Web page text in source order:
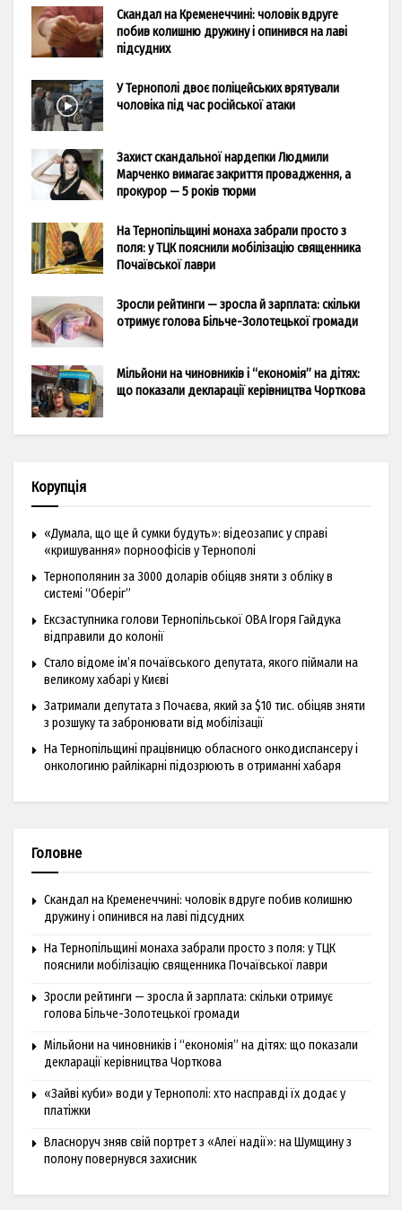
Скандал на Кременеччині: чоловік вдруге
побив колишню дружину і опинився на лаві
підсудних
У Тернополі двоє поліцейських врятували
чоловіка під час російської атаки
Захист скандальної нардепки Людмили
Марченко вимагає закриття провадження, а
прокурор — 5 років тюрми
На Тернопільщині монаха забрали просто з
поля: у ТЦК пояснили мобілізацію священника
Почаївської лаври
Зросли рейтинги — зросла й зарплата: скільки
отримує голова Більче-Золотецької громади
Мільйони на чиновників і “економія” на дітях:
що показали декларації керівництва Чорткова
Корупція
«Думала, що ще й сумки будуть»: відеозапис у справі
«кришування» порноофісів у Тернополі
Тернополянин за 3000 доларів обіцяв зняти з обліку в
системі “Оберіг”
Ексзаступника голови Тернопільської ОВА Ігоря Гайдука
відправили до колонії
Стало відоме ім’я почаївського депутата, якого піймали на
великому хабарі у Києві
Затримали депутата з Почаєва, який за $10 тис. обіцяв зняти
з розшуку та забронювати від мобілізації
На Тернопільщині працівницю обласного онкодиспансеру і
онкологиню райлікарні підозрюють в отриманні хабаря
Головне
Скандал на Кременеччині: чоловік вдруге побив колишню
дружину і опинився на лаві підсудних
На Тернопільщині монаха забрали просто з поля: у ТЦК
пояснили мобілізацію священника Почаївської лаври
Зросли рейтинги — зросла й зарплата: скільки отримує
голова Більче-Золотецької громади
Мільйони на чиновників і “економія” на дітях: що показали
декларації керівництва Чорткова
«Зайві куби» води у Тернополі: хто насправді їх додає у
платіжки
Власноруч зняв свій портрет з «Алеї надії»: на Шумщину з
полону повернувся захисник